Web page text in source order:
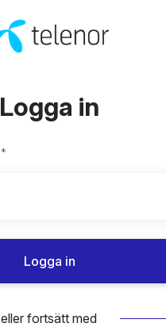
Logga in
*
Logga in
eller fortsätt med